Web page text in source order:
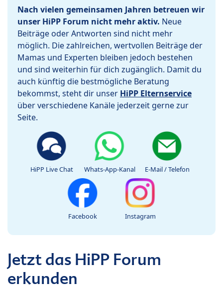
Nach vielen gemeinsamen Jahren betreuen wir
unser HiPP Forum nicht mehr aktiv. Neue
Beiträge oder Antworten sind nicht mehr
möglich. Die zahlreichen, wertvollen Beiträge der
Mamas und Experten bleiben jedoch bestehen
und sind weiterhin für dich zugänglich. Damit du
auch künftig die bestmögliche Beratung
bekommst, steht dir unser HiPP Elternservice
über verschiedene Kanäle jederzeit gerne zur
Seite.
HiPP Live Chat Whats-App-Kanal E-Mail / Telefon
Facebook Instagram
Jetzt das HiPP Forum
erkunden